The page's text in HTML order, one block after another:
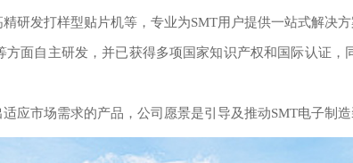
研发打样型贴片机等，专业为SMT用户提供一站式解决方
面自主研发，并已获得多项国家知识产权和国际认证
应市场需求的产品，公司愿景是引导及推动SMT电子制